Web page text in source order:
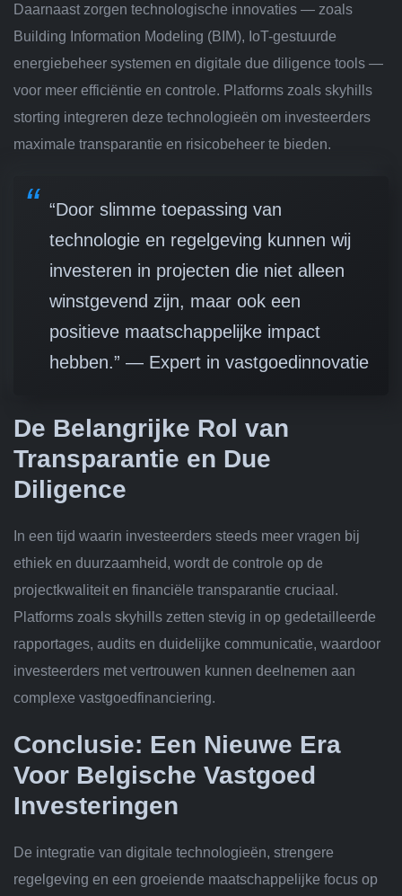
Daarnaast zorgen technologische innovaties — zoals
Building Information Modeling (BIM), IoT-gestuurde
energiebeheer systemen en digitale due diligence tools —
voor meer efficiëntie en controle. Platforms zoals skyhills
storting integreren deze technologieën om investeerders
maximale transparantie en risicobeheer te bieden.
“Door slimme toepassing van
technologie en regelgeving kunnen wij
investeren in projecten die niet alleen
winstgevend zijn, maar ook een
positieve maatschappelijke impact
hebben.” — Expert in vastgoedinnovatie
De Belangrijke Rol van
Transparantie en Due
Diligence
In een tijd waarin investeerders steeds meer vragen bij
ethiek en duurzaamheid, wordt de controle op de
projectkwaliteit en financiële transparantie cruciaal.
Platforms zoals skyhills zetten stevig in op gedetailleerde
rapportages, audits en duidelijke communicatie, waardoor
investeerders met vertrouwen kunnen deelnemen aan
complexe vastgoedfinanciering.
Conclusie: Een Nieuwe Era
Voor Belgische Vastgoed
Investeringen
De integratie van digitale technologieën, strengere
regelgeving en een groeiende maatschappelijke focus op